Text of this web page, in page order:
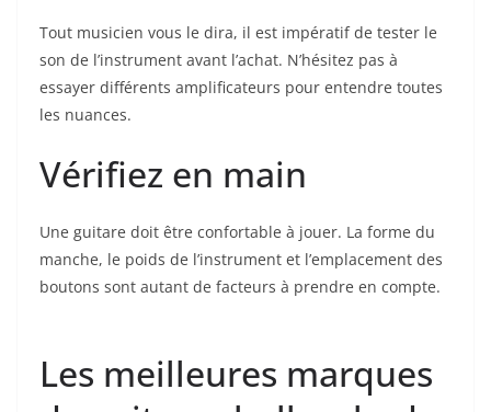
Tout musicien ‍vous le dira, il est impératif de tester‍ le
son de l’instrument avant l’achat. N’hésitez ⁤pas à
essayer différents amplificateurs ​pour entendre toutes
les nuances.
Vérifiez en main
Une guitare doit être confortable à jouer. La forme du
manche, le poids de l’instrument et l’emplacement des
boutons sont autant de facteurs à prendre ​en compte.
Les meilleures marques